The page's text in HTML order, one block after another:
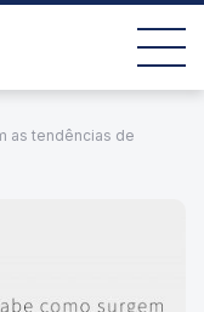
as tendências de